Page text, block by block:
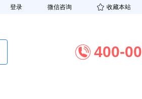
登录 微信咨询 收藏本站
400-